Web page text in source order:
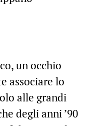
un occhio
associare lo
alle grandi
degli anni ’90